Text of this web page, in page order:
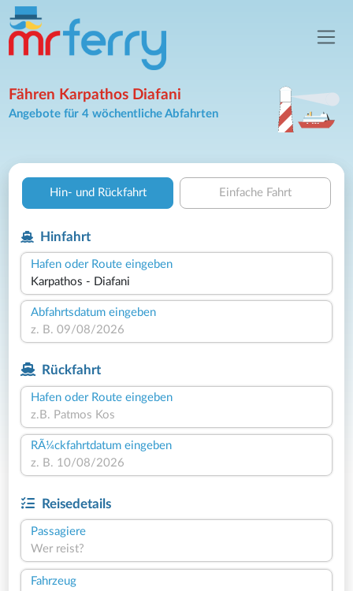
Fähren Karpathos Diafani
Angebote für 4 wöchentliche Abfahrten
Hin- und Rückfahrt Einfache Fahrt
Hinfahrt
Hafen oder Route eingeben
Abfahrtsdatum eingeben
Rückfahrt
Hafen oder Route eingeben
RÃ¼ckfahrtdatum eingeben
Reisedetails
Passagiere
Wer reist?
Fahrzeug